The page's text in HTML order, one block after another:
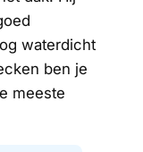
waterdicht
ben je
meeste